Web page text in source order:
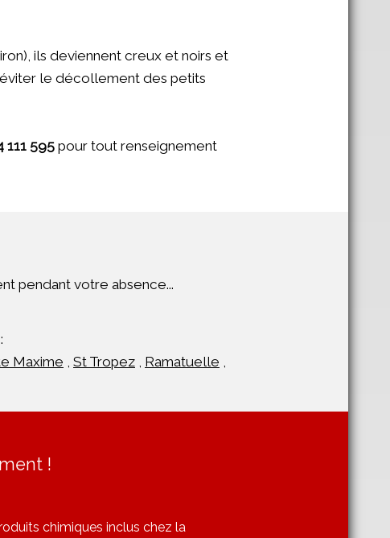
ils deviennent creux et noirs et
le décollement des petits
111 595pour tout renseignement
pendant votre absence...
Maxime St Tropez Ramatuelle
!
chimiques inclus chez la